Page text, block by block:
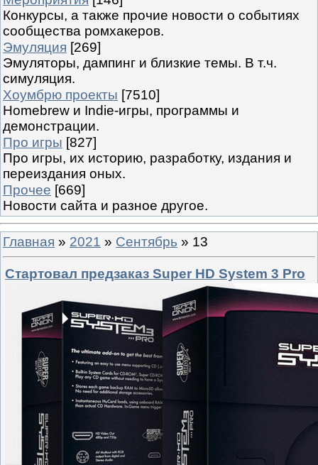
Конкурсы, а также прочие новости о событиях
сообщества ромхакеров.
Эмуляция [269]
Эмуляторы, дампинг и близкие темы. В т.ч.
симуляция.
Хоумбрю проекты [7510]
Homebrew и Indie-игры, программы и
демонстрации.
Про игры [827]
Про игры, их историю, разработку, издания и
переиздания оных.
Прочее [669]
Новости сайта и разное другое.
Главная » 2021 » Сентябрь » 13
Стартовал предзаказ Super HD System 3 Pro